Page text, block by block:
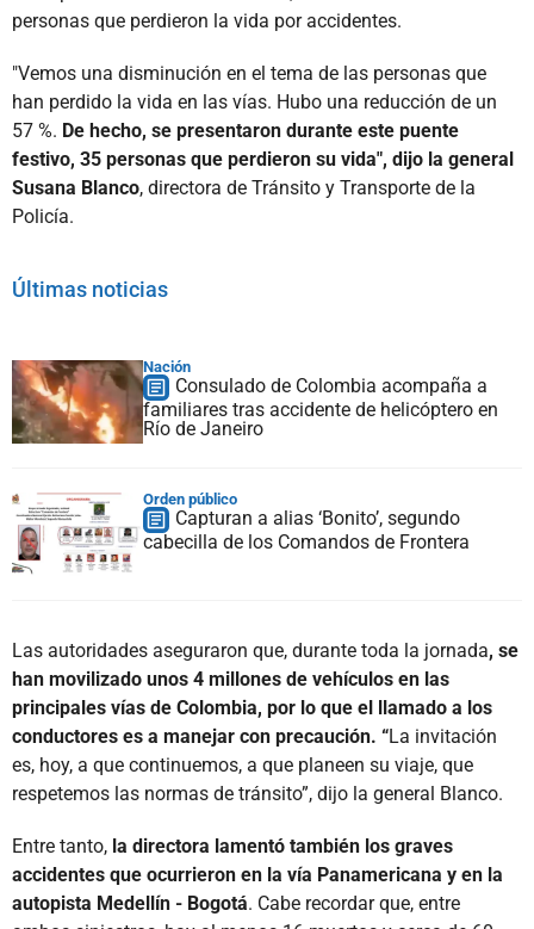
personas que perdieron la vida por accidentes.
"Vemos una disminución en el tema de las personas que
han perdido la vida en las vías. Hubo una reducción de un
57 %. De hecho, se presentaron durante este puente
festivo, 35 personas que perdieron su vida", dijo la general
Susana Blanco, directora de Tránsito y Transporte de la
Policía.
Últimas noticias
Nación
Consulado de Colombia acompaña a
familiares tras accidente de helicóptero en
Río de Janeiro
Orden público
Capturan a alias ‘Bonito’, segundo
cabecilla de los Comandos de Frontera
Las autoridades aseguraron que, durante toda la jornada, se
han movilizado unos 4 millones de vehículos en las
principales vías de Colombia, por lo que el llamado a los
conductores es a manejar con precaución. “La invitación
es, hoy, a que continuemos, a que planeen su viaje, que
respetemos las normas de tránsito”, dijo la general Blanco.
Entre tanto, la directora lamentó también los graves
accidentes que ocurrieron en la vía Panamericana y en la
autopista Medellín - Bogotá. Cabe recordar que, entre